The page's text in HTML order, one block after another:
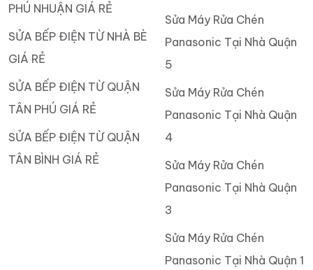
PHÚ NHUẬN GIÁ RẺ
SỬA BẾP ĐIỆN TỪ NHÀ BÈ
GIÁ RẺ
SỬA BẾP ĐIỆN TỪ QUẬN
TÂN PHÚ GIÁ RẺ
SỬA BẾP ĐIỆN TỪ QUẬN
TÂN BÌNH GIÁ RẺ
Sửa Máy Rửa Chén
Panasonic Tại Nhà Quận
5
Sửa Máy Rửa Chén
Panasonic Tại Nhà Quận
4
Sửa Máy Rửa Chén
Panasonic Tại Nhà Quận
3
Sửa Máy Rửa Chén
Panasonic Tại Nhà Quận 1